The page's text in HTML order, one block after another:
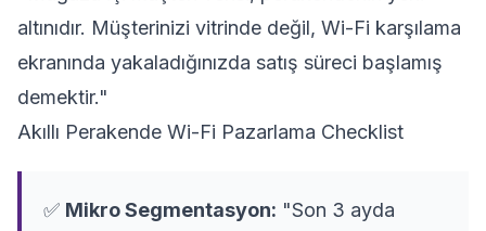
altınıdır. Müşterinizi vitrinde değil, Wi-Fi karşılama
ekranında yakaladığınızda satış süreci başlamış
demektir."
Akıllı Perakende Wi-Fi Pazarlama Checklist
✅ Mikro Segmentasyon: "Son 3 ayda